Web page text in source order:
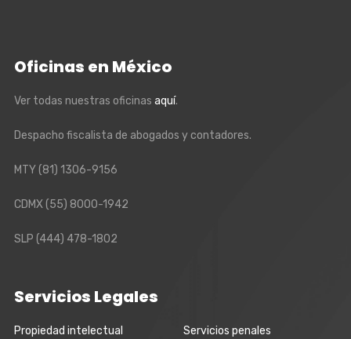
Oficinas en México
Ver todas nuestras oficinas aquí.
Despacho fiscalista de abogados y contadores.
MTY(81) 1306-9156
CDMX(55) 8000-1942
SLP (444) 478-1802
Servicios Legales
Propiedad intelectual Servicios penales